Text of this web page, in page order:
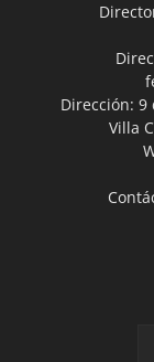
Dirección: 9
Villa